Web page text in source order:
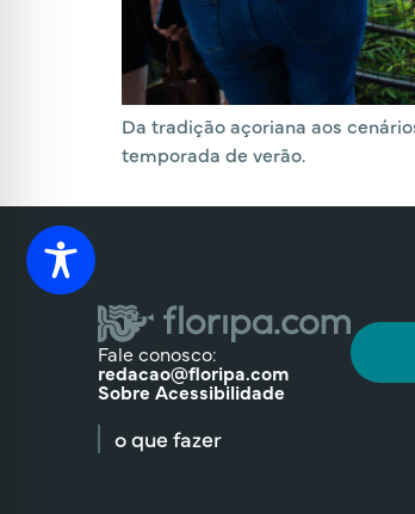
Da tradição açoriana aos
temporada de verão.
Fale conosco:
redacao@floripa.com
Sobre Acessibilidade
o que fazer